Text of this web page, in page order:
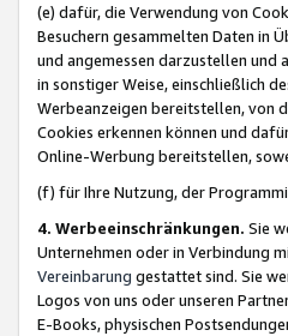
(e) dafür, die Verwendung von
Besuchern gesammelten Daten in
und angemessen darzustellen
in sonstiger Weise, einschließlich
Werbeanzeigen bereitstellen, von
Cookies erkennen können und
Online-Werbung bereitstellen,
(f) für Ihre Nutzung, der
4. Werbeeinschränkungen. Sie
Unternehmen oder in Verbindung
Vereinbarung gestattet sind. Sie
Logos von uns oder unseren
E-Books, physischen